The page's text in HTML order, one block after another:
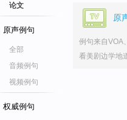
论文
原声例句
全部
音频例句
视频例句
权威例句
原
例句来自VOA
看美剧边学地